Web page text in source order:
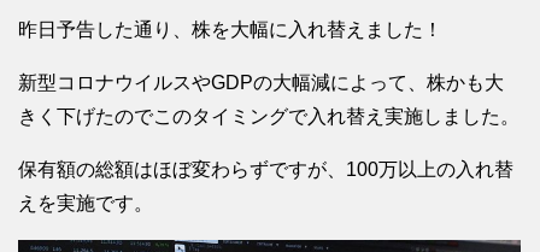
昨日予告した通り、株を大幅に入れ替えました！
新型コロナウイルスやGDPの大幅減によって、株かも大
きく下げたのでこのタイミングで入れ替え実施しました。
保有額の総額はほぼ変わらずですが、100万以上の入れ替
えを実施です。